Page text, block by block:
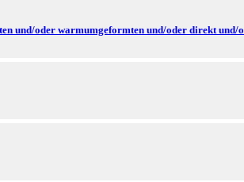
und/oder warmumgeformten und/oder direkt